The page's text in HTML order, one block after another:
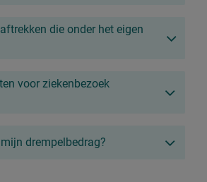
die onder het eigen
voor ziekenbezoek
drempelbedrag?